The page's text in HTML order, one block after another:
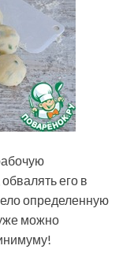
его в
определенную
можно